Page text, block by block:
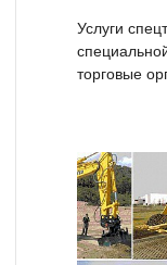
Услуги
торговые